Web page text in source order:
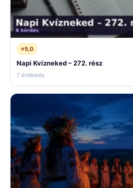
⭐5,0
Napi Kvízneked – 272. rész
7 értékelés